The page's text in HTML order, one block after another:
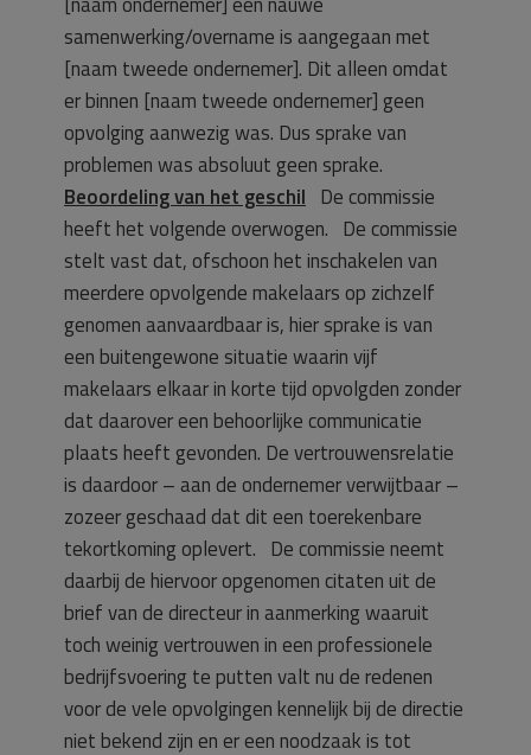
samenwerking/overname is aangegaan met
[naam tweede ondernemer]. Dit alleen omdat
er binnen [naam tweede ondernemer] geen
opvolging aanwezig was. Dus sprake van
problemen was absoluut geen sprake.
Beoordeling van het geschil De commissie
heeft het volgende overwogen. De commissie
stelt vast dat, ofschoon het inschakelen van
meerdere opvolgende makelaars op zichzelf
genomen aanvaardbaar is, hier sprake is van
een buitengewone situatie waarin vijf
makelaars elkaar in korte tijd opvolgden zonder
dat daarover een behoorlijke communicatie
plaats heeft gevonden. De vertrouwensrelatie
is daardoor – aan de ondernemer verwijtbaar –
zozeer geschaad dat dit een toerekenbare
tekortkoming oplevert. De commissie neemt
daarbij de hiervoor opgenomen citaten uit de
brief van de directeur in aanmerking waaruit
toch weinig vertrouwen in een professionele
bedrijfsvoering te putten valt nu de redenen
voor de vele opvolgingen kennelijk bij de directie
niet bekend zijn en er een noodzaak is tot